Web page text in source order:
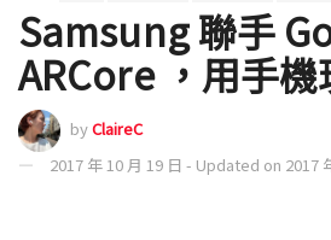
Samsung 聯手
ARCore ，用手機
byClaireC
2017 年 10 月 19 日 - Updated on 2017